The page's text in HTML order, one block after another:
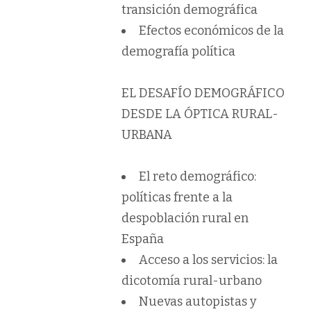
transición demográfica
Efectos económicos de la
demografía política
EL DESAFÍO DEMOGRÁFICO
DESDE LA ÓPTICA RURAL-
URBANA
El reto demográfico:
políticas frente a la
despoblación rural en
España
Acceso a los servicios: la
dicotomía rural-urbano
Nuevas autopistas y